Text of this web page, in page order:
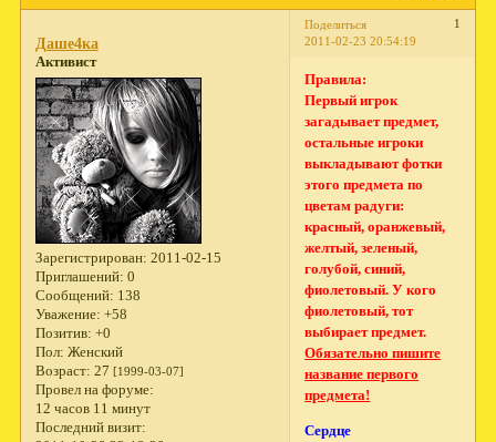
Поделиться
1
2011-02-23 20:54:19
Даше4ка
Активист
Зарегистрирован: 2011-02-15
Приглашений: 0
Сообщений: 138
Уважение: +58
Позитив: +0
Пол: Женский
Возраст: 27 [1999-03-07]
Провел на форуме:
12 часов 11 минут
Последний визит:
Правила:
Первый игрок
загадывает предмет,
остальные игроки
выкладывают фотки
этого предмета по
цветам радуги:
красный, оранжевый,
желтый, зеленый,
голубой, синий,
фиолетовый. У кого
фиолетовый, тот
выбирает предмет.
Обязательно пишите
название первого
предмета!
Сердце